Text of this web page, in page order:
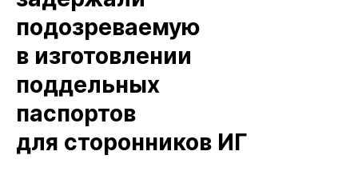
подозреваемую
в изготовлении
поддельных
паспортов
для сторонников ИГ